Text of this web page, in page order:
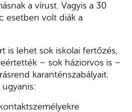
a vírust. Vagyis a 30
esetben volt diák a
is lehet sok iskolai fertőzés,
– sok háziorvos is –
karanténszabályait.